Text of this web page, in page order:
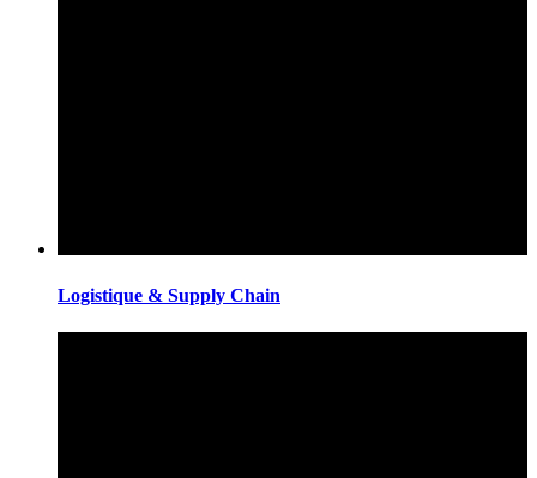
Logistique & Supply Chain